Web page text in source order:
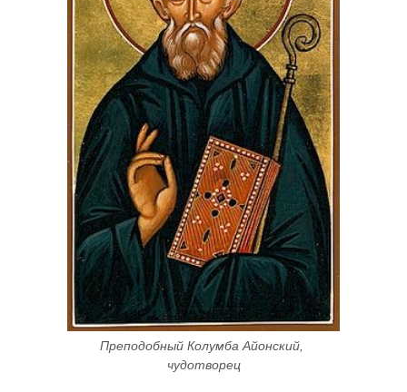
Преподобный Колумба Айонский,
чудотворец